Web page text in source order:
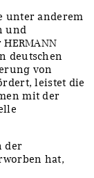
unter anderem
und
deutschen
von
leistet die
mit der
der
hat,